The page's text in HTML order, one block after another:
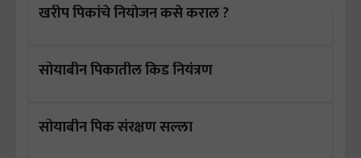
खरीप पिकांचे नियोजन कसे कराल ?
सोयाबीन पिकातील किड नियंत्रण
सोयाबीन पिक संरक्षण सल्ला